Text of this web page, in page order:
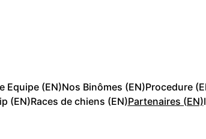
Equipe (EN)Nos Binômes (EN)Procedure
(EN)Races de chiens (EN)Partenaires (EN)